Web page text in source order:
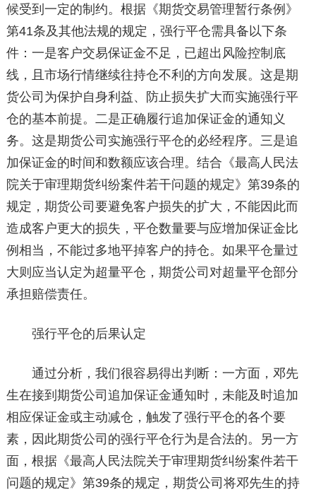
候受到一定的制约。根据《期货交易管理暂行条例》
第41条及其他法规的规定，强行平仓需具备以下条
件：一是客户交易保证金不足，已超出风险控制底
线，且市场行情继续往持仓不利的方向发展。这是期
货公司为保护自身利益、防止损失扩大而实施强行平
仓的基本前提。二是正确履行追加保证金的通知义
务。这是期货公司实施强行平仓的必经程序。三是追
加保证金的时间和数额应该合理。结合《最高人民法
院关于审理期货纠纷案件若干问题的规定》第39条的
规定，期货公司要避免客户损失的扩大，不能因此而
造成客户更大的损失，平仓数量要与应增加保证金比
例相当，不能过多地平掉客户的持仓。如果平仓量过
大则应当认定为超量平仓，期货公司对超量平仓部分
承担赔偿责任。
强行平仓的后果认定
通过分析，我们很容易得出判断：一方面，邓先
生在接到期货公司追加保证金通知时，未能及时追加
相应保证金或主动减仓，触发了强行平仓的各个要
素，因此期货公司的强行平仓行为是合法的。另一方
面，根据《最高人民法院关于审理期货纠纷案件若干
问题的规定》第39条的规定，期货公司将邓先生的持